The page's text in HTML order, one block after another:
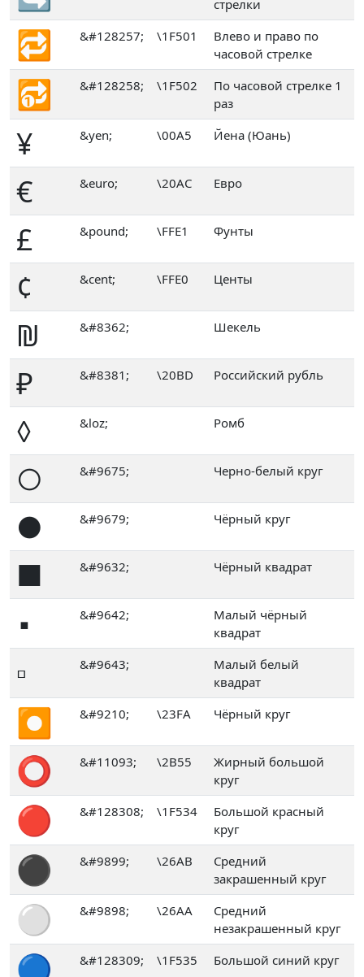
стрелки
🔁 &#128257; \1F501
Влево и право по
часовой стрелке
🔂 &#128258; \1F502
По часовой стрелке 1
раз
¥ &yen; \00A5 Йена (Юань)
€ &euro; \20AC Евро
£ &pound; \FFE1 Фунты
¢ &cent; \FFE0 Центы
₪ &#8362; Шекель
₽ &#8381; \20BD Российский рубль
◊ &loz; Ромб
○ &#9675; Черно-белый круг
● &#9679; Чёрный круг
■ &#9632; Чёрный квадрат
▪ &#9642;
Малый чёрный
квадрат
▫ &#9643;
Малый белый
квадрат
⏺ &#9210; \23FA Чёрный круг
⭕ &#11093; \2B55
Жирный большой
круг
🔴 &#128308; \1F534
Большой красный
круг
⚫ &#9899; \26AB
Средний
закрашенный круг
⚪ &#9898; \26AA
Средний
незакрашенный круг
🔵 &#128309; \1F535 Большой синий круг